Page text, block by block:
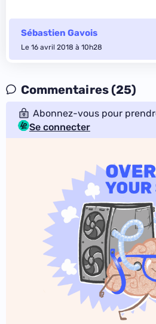
Sébastien Gavois
Le 16 avril 2018 à 10h28
Commentaires (25)
Abonnez-vous pour
Se connecter